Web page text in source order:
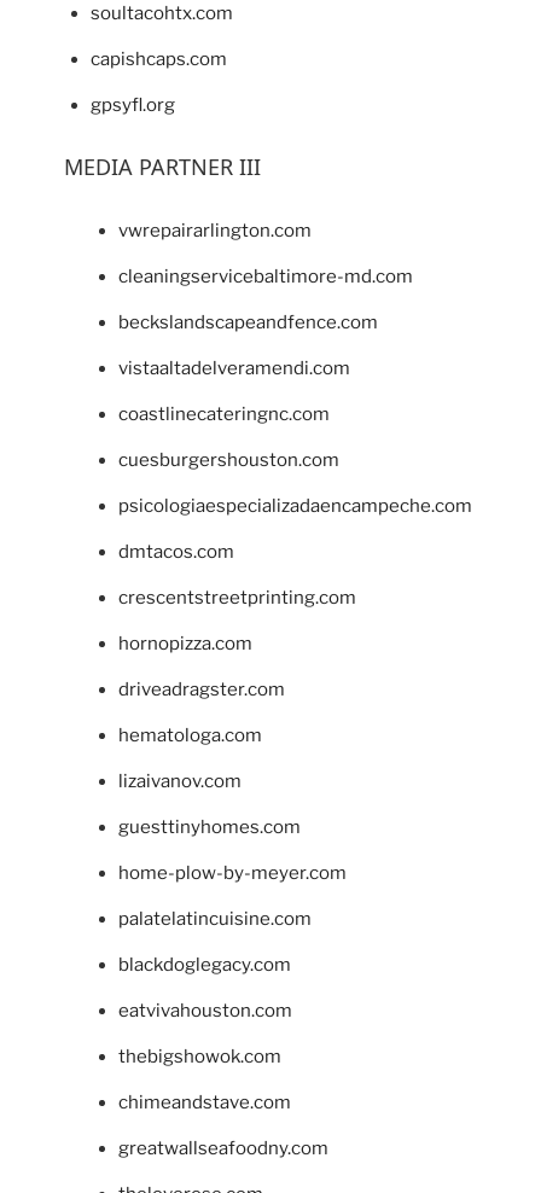
soultacohtx.com
capishcaps.com
gpsyfl.org
MEDIA PARTNER III
vwrepairarlington.com
cleaningservicebaltimore-md.com
beckslandscapeandfence.com
vistaaltadelveramendi.com
coastlinecateringnc.com
cuesburgershouston.com
psicologiaespecializadaencampeche.com
dmtacos.com
crescentstreetprinting.com
hornopizza.com
driveadragster.com
hematologa.com
lizaivanov.com
guesttinyhomes.com
home-plow-by-meyer.com
palatelatincuisine.com
blackdoglegacy.com
eatvivahouston.com
thebigshowok.com
chimeandstave.com
greatwallseafoodny.com